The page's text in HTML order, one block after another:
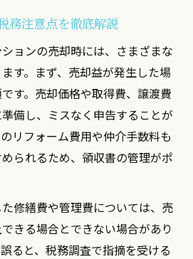
務注意点を徹底解説
ョンの売却時には、さまざまな
す。まず、売却益が発生した場
す。売却価格や取得費、譲渡費
備し、ミスなく申告することが
リフォーム費用や仲介手数料も
られるため、領収書の管理がポ
修繕費や管理費については、売
きる場合とできない場合があり
ると、税務調査で指摘を受ける